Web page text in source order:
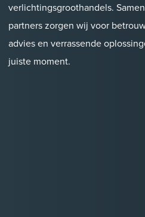
verlichtingsgroothandels.
partners zorgen wij voor
advies en verrassende
juiste moment.